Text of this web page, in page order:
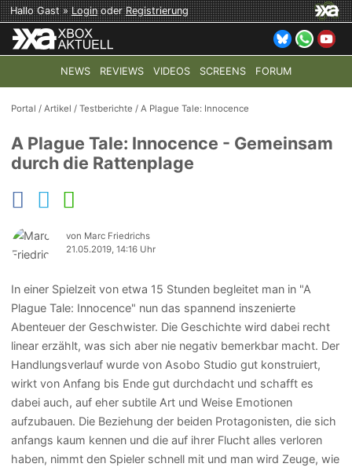
Hallo Gast »LoginoderRegistrierung
NEWS REVIEWS VIDEOS SCREENS FORUM
TOP-THEMEN: COD: MODERN WARFARE 4 HALO:
Portal /Artikel /Testberichte /A Plague Tale: Innocence
A Plague Tale: Innocence - Gemeinsam
durch die Rattenplage
von Marc Friedrichs
21.05.2019, 14:16 Uhr
In einer Spielzeit von etwa 15 Stunden begleitet man in "A
Plague Tale: Innocence" nun das spannend inszenierte
Abenteuer der Geschwister. Die Geschichte wird dabei recht
linear erzählt, was sich aber nie negativ bemerkbar macht. Der
Handlungsverlauf wurde von Asobo Studio gut konstruiert,
wirkt von Anfang bis Ende gut durchdacht und schafft es
dabei auch, auf eher subtile Art und Weise Emotionen
aufzubauen. Die Beziehung der beiden Protagonisten, die sich
anfangs kaum kennen und die auf ihrer Flucht alles verloren
haben, nimmt den Spieler schnell mit und man wird Zeuge, wie